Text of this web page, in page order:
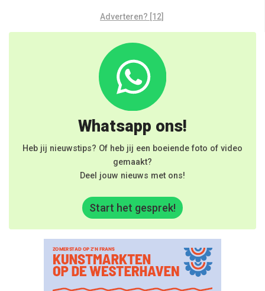
Adverteren? [12]
Whatsapp ons!
Heb jij nieuwstips? Of heb jij een boeiende foto of video
gemaakt?
Deel jouw nieuws met ons!
Start het gesprek!